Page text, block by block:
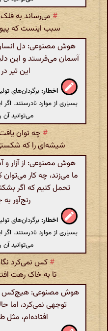
#می‌رساند به
سبب اینست که
هوش مصنوعی: دل انسان
آسمان می‌فرستد و این
این تیر
اخطار: برگردان‌های
بسیاری از موارد نادرستند.
می‌توانید آن
# چه توان یافت
شیشه‌ای را که
هوش مصنوعی: از آزار
ما می‌زند، چه کار
تحمل کنیم که اگر
رنج‌آور
اخطار: برگردان‌های
بسیاری از موارد نادرستند.
می‌توانید آن
# کس نمی‌کرد
تا به خاک رهت
هوش مصنوعی: هیچ‌کس
توجهی نمی‌کرد، اما
افتاده‌ام، مثل